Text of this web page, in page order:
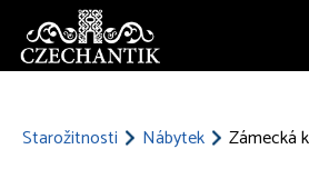
Starožitnosti Nábytek Zámecká